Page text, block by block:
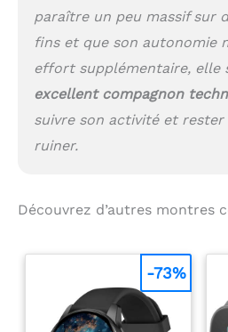
paraître un peu massif sur
fins et que son autonomie
effort supplémentaire, elle
excellent compagnon
suivre son activité et rester
ruiner.
Découvrez d’autres montres
-73%